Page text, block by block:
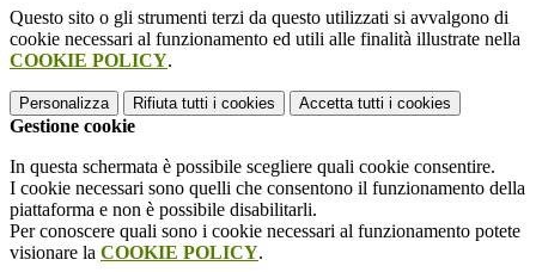
Questo sito o gli strumenti terzi da questo utilizzati si avvalgono di
cookie necessari al funzionamento ed utili alle finalità illustrate nella
COOKIE POLICY.
Personalizza Rifiuta tutti i cookies Accetta tutti i cookies
Gestione cookie
In questa schermata è possibile scegliere quali cookie consentire.
I cookie necessari sono quelli che consentono il funzionamento della
piattaforma e non è possibile disabilitarli.
Per conoscere quali sono i cookie necessari al funzionamento potete
visionare la COOKIE POLICY.